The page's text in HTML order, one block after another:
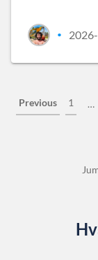
•
Previous 1 …